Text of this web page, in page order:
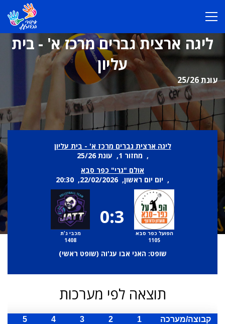
ליגה ארצית גברים מרכז א' - בית
עליון
עונת 25/26
ליגה ארצית גברים מרכז א' - בית עליון
, מחזור 1, עונת 25/26
אולם "גרי" כפר סבא
, יום יום ראשון, 22/02/2026, 20:30
הפועל כפר סבא
1105
0:3
מכבי ג'ת
1408
שופט: האני אבו עג'וה (שופט ראשי)
תוצאה לפי מערכות
קבוצה/מערכה 1
2
3
4
5